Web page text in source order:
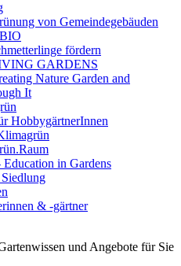
von Gemeindegebäuden
fördern
GARDENS
Nature Garden and
It
HobbygärtnerInnen
in Gardens
& -gärtner
und Angebote für Sie